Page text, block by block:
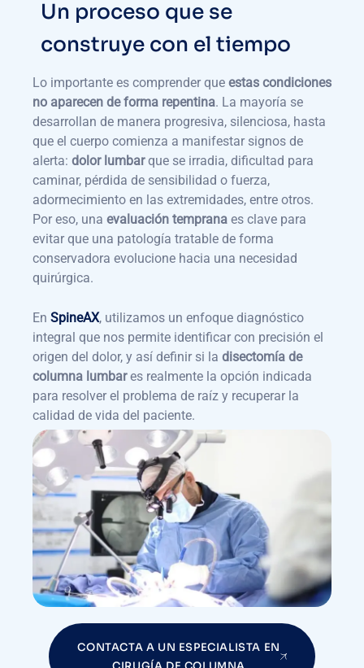
Un proceso que se
construye con el tiempo
Lo importante es comprender que estas condiciones
no aparecen de forma repentina. La mayoría se
desarrollan de manera progresiva, silenciosa, hasta
que el cuerpo comienza a manifestar signos de
alerta: dolor lumbarque se irradia, dificultad para
caminar, pérdida de sensibilidad o fuerza,
adormecimiento en las extremidades, entre otros.
Por eso, una evaluación temprana es clave para
evitar que una patología tratable de forma
conservadora evolucione hacia una necesidad
quirúrgica.
En SpineAX, utilizamos un enfoque diagnóstico
integral que nos permite identificar con precisión el
origen del dolor, y así definir si la disectomía de
columna lumbares realmente la opción indicada
para resolver el problema de raíz y recuperar la
calidad de vida del paciente.
CONTACTA A UN ESPECIALISTA EN